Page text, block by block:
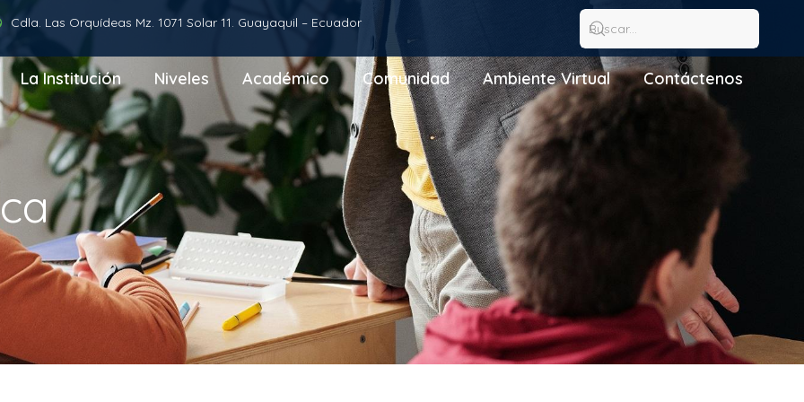
Cdla. Las Orquídeas Mz. 1071 Solar 11. Guayaquil – Ecuador
La Institución Niveles Académico Comunidad Ambiente Virtual Contáctenos